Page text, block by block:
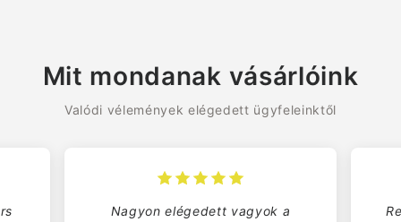
Mit mondanak vásárlóink
Valódi vélemények elégedett ügyfeleinktől
Nagyon elégedett vagyok a